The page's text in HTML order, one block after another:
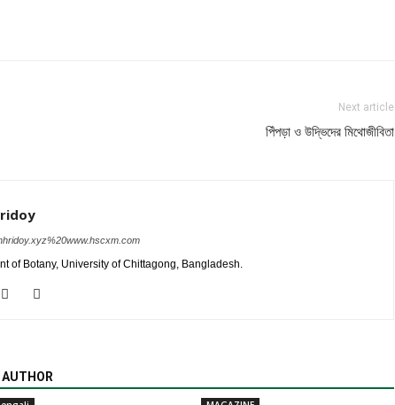
Next article
পিঁপড়া ও উদ্ভিদের মিথোজীবিতা
of Botany, University of Chittagong, Bangladesh.
AUTHOR